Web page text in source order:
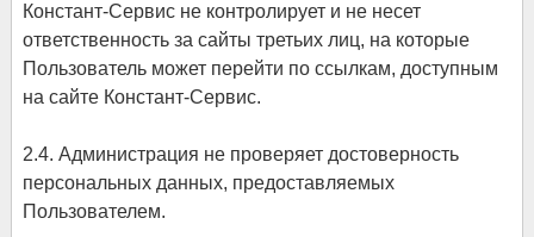
Констант-Сервис не контролирует и не несет
ответственность за сайты третьих лиц, на которые
Пользователь может перейти по ссылкам, доступным
на сайте Констант-Сервис.
2.4. Администрация не проверяет достоверность
персональных данных, предоставляемых
Пользователем.